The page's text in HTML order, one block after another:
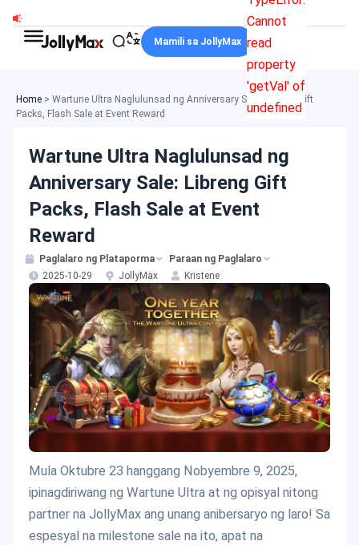
content
Cannot
read
property
'getVal' of
undefined
Mamili sa JollyMax
Home > Wartune Ultra Naglulunsad ng Anniversary Sale: Libreng Gift
Packs, Flash Sale at Event Reward
Wartune Ultra Naglulunsad ng
Anniversary Sale: Libreng Gift
Packs, Flash Sale at Event
Reward
Paglalaro ng Plataporma
Paraan ng Paglalaro
2025-10-29
JollyMax Kristene
Mula Oktubre 23 hanggang Nobyembre 9, 2025,
ipinagdiriwang ng Wartune Ultra at ng opisyal nitong
partner na JollyMax ang unang anibersaryo ng laro! Sa
espesyal na milestone sale na ito, apat na